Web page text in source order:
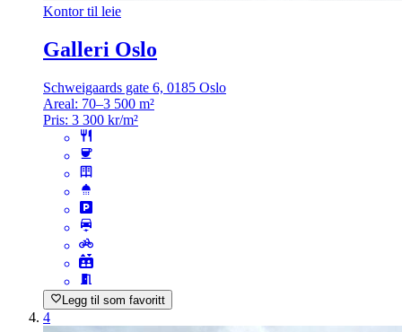
Kontor til leie
Galleri Oslo
Schweigaards gate 6, 0185 Oslo
Areal: 70–3 500 m²
Pris: 3 300 kr/m²
Legg til som favoritt
4